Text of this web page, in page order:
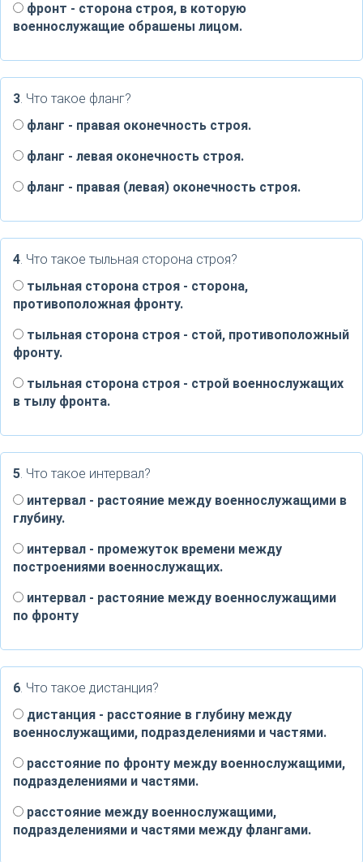
фронт - сторона строя, в которую
военнослужащие обрашены лицом.
3. Что такое фланг?
фланг - правая оконечность строя.
фланг - левая оконечность строя.
фланг - правая (левая) оконечность строя.
4. Что такое тыльная сторона строя?
тыльная сторона строя - сторона,
противоположная фронту.
тыльная сторона строя - стой, противоположный
фронту.
тыльная сторона строя - строй военнослужащих
в тылу фронта.
5. Что такое интервал?
интервал - растояние между военнослужащими в
глубину.
интервал - промежуток времени между
построениями военнослужащих.
интервал - растояние между военнослужащими
по фронту
6. Что такое дистанция?
дистанция - расстояние в глубину между
военнослужащими, подразделениями и частями.
расстояние по фронту между военнослужащими,
подразделениями и частями.
расстояние между военнослужащими,
подразделениями и частями между флангами.